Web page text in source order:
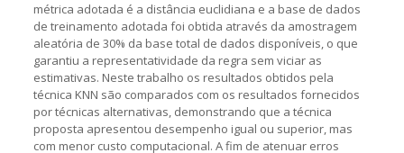
métrica adotada é a distância euclidiana e a base de dados
de treinamento adotada foi obtida através da amostragem
aleatória de 30% da base total de dados disponíveis, o que
garantiu a representatividade da regra sem viciar as
estimativas. Neste trabalho os resultados obtidos pela
técnica KNN são comparados com os resultados fornecidos
por técnicas alternativas, demonstrando que a técnica
proposta apresentou desempenho igual ou superior, mas
com menor custo computacional. A fim de atenuar erros